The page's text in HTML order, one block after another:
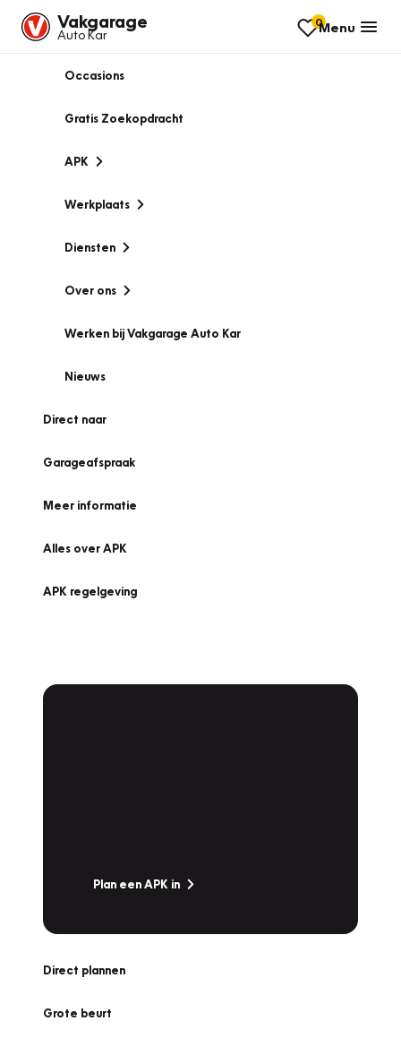
Vakgarage
Auto Kar
0Menu
Occasions
Gratis Zoekopdracht
APK
Werkplaats
Diensten
Over ons
Werken bij Vakgarage Auto Kar
Nieuws
Direct naar
Garageafspraak
Meer informatie
Alles over APK
APK regelgeving
Plan een APK in
Direct plannen
Grote beurt